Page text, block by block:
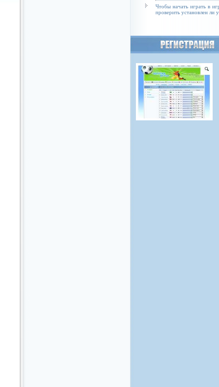
Чтобы начать играть в
проверить установлен ли